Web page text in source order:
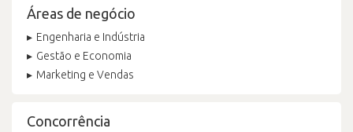
Áreas de negócio
Engenharia e Indústria
Gestão e Economia
Marketing e Vendas
Concorrência